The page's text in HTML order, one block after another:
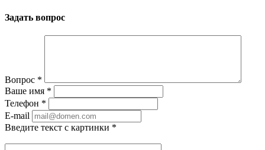
Задать вопрос
Вопрос *
Ваше имя *
Телефон *
E-mail
Введите текст с картинки *